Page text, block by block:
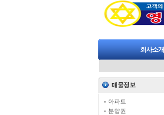
회사소개
아파트
분양권